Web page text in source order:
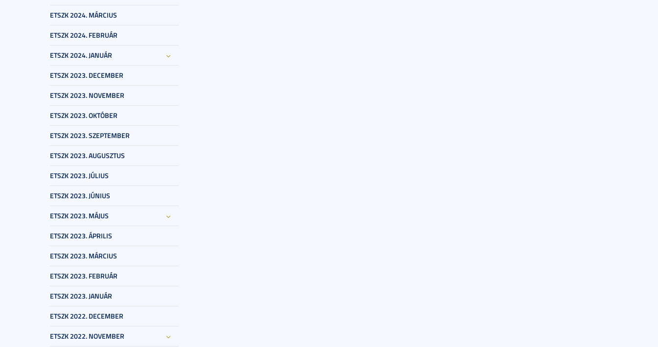
ETSZK 2024. MÁRCIUS
ETSZK 2024. FEBRUÁR
ETSZK 2024. JANUÁR
ETSZK 2023. DECEMBER
ETSZK 2023. NOVEMBER
ETSZK 2023. OKTÓBER
ETSZK 2023. SZEPTEMBER
ETSZK 2023. AUGUSZTUS
ETSZK 2023. JÚLIUS
ETSZK 2023. JÚNIUS
ETSZK 2023. MÁJUS
ETSZK 2023. ÁPRILIS
ETSZK 2023. MÁRCIUS
ETSZK 2023. FEBRUÁR
ETSZK 2023. JANUÁR
ETSZK 2022. DECEMBER
ETSZK 2022. NOVEMBER